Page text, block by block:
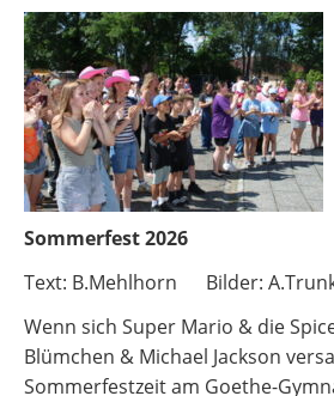
Sommerfest 2026
Text: B.Mehlhorn Bilder:
Wenn sich Super Mario & die
Blümchen & Michael Jackson
Sommerfestzeit am Goethe-